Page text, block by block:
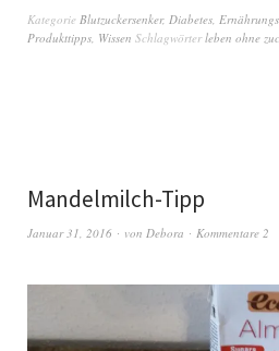
Kategorie Blutzuckersenker, Diabetes,
Produkttipps, Wissen Schlagwörterleben ohne
Mandelmilch-Tipp
Januar 31, 2016 von Debora Kommentare 2